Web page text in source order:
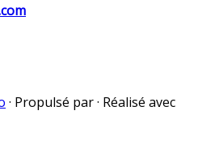
· Propulsé par· Réalisé avec